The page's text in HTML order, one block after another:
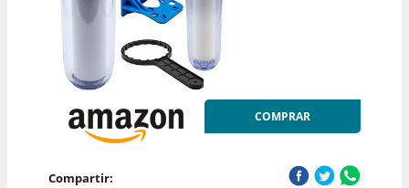
COMPRAR
Compartir: